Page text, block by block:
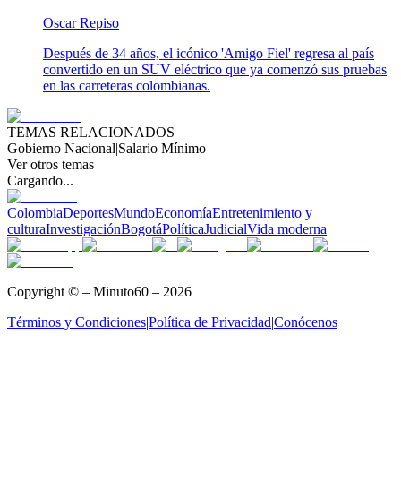
Oscar Repiso
Después de 34 años, el icónico 'Amigo Fiel' regresa al país
convertido en un SUV eléctrico que ya comenzó sus pruebas
en las carreteras colombianas.
TEMAS RELACIONADOS
Gobierno Nacional|Salario Mínimo
Ver otros temas
Cargando...
ColombiaDeportesMundoEconomíaEntretenimiento y
culturaInvestigaciónBogotáPolíticaJudicialVida moderna
Copyright © – Minuto60 – 2026
Términos y Condiciones|Política de Privacidad|Conócenos